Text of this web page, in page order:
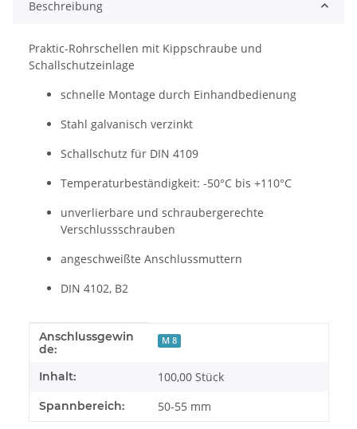
Beschreibung
Praktic-Rohrschellen mit Kippschraube und
Schallschutzeinlage
schnelle Montage durch Einhandbedienung
Stahl galvanisch verzinkt
Schallschutz für DIN 4109
Temperaturbeständigkeit: -50°C bis +110°C
unverlierbare und schraubergerechte
Verschlussschrauben
angeschweißte Anschlussmuttern
DIN 4102, B2
Produkteigenschaft
Wert
Anschlussgewin
de:
M 8
Inhalt: 100,00 Stück
Spannbereich: 50-55 mm